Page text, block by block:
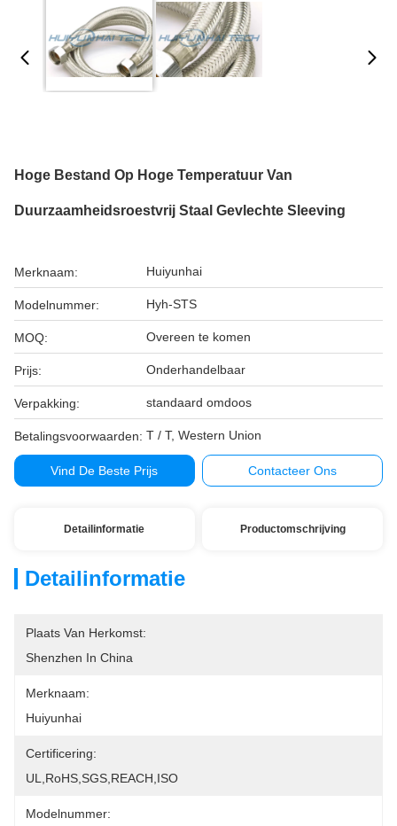
Hoge Bestand Op Hoge Temperatuur Van
Duurzaamheidsroestvrij Staal Gevlechte Sleeving
Merknaam: Huiyunhai
Modelnummer: Hyh-STS
MOQ: Overeen te komen
Prijs: Onderhandelbaar
Verpakking: standaard omdoos
Betalingsvoorwaarden: T / T, Western Union
Vind De Beste Prijs Contacteer Ons
Detailinformatie Productomschrijving
Detailinformatie
Plaats Van Herkomst:
Shenzhen In China
Merknaam:
Huiyunhai
Certificering:
UL,RoHS,SGS,REACH,ISO
Modelnummer: